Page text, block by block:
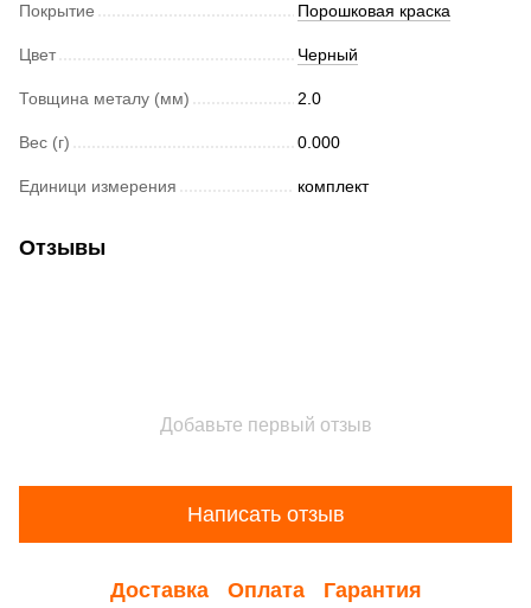
Покрытие Порошковая краска
Цвет Черный
Товщина металу (мм) 2.0
Вес (г) 0.000
Единици измерения комплект
Отзывы
Добавьте первый отзыв
Написать отзыв
Доставка Оплата Гарантия